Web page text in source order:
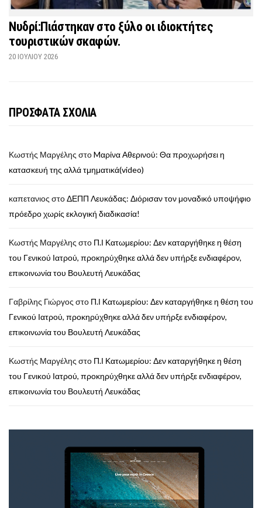
Νυδρί:Πιάστηκαν στο ξύλο οι ιδιοκτήτες
τουριστικών σκαφών.
20 ΙΟΥΛΊΟΥ 2026
ΠΡΟΣΦΑΤΑ ΣΧΟΛΙΑ
Κωστής Μαργέλης στοMαρίνα Αθερινού: Θα προχωρήσει η
κατασκευή της αλλά τμηματικά(video)
καπετανιος στοΔΕΠΠ Λευκάδας: Διόρισαν τον μοναδικό υποψήφιο
πρόεδρο χωρίς εκλογική διαδικασία!
Κωστής Μαργέλης στο Π.Ι Κατωμερίου: Δεν καταργήθηκε η θέση
του Γενικού Ιατρού, προκηρύχθηκε αλλά δεν υπήρξε ενδιαφέρον,
επικοινωνία του Βουλευτή Λευκάδας
Γαβρίλης Γιώργος στο Π.Ι Κατωμερίου: Δεν καταργήθηκε η θέση του
Γενικού Ιατρού, προκηρύχθηκε αλλά δεν υπήρξε ενδιαφέρον,
επικοινωνία του Βουλευτή Λευκάδας
Κωστής Μαργέλης στο Π.Ι Κατωμερίου: Δεν καταργήθηκε η θέση
του Γενικού Ιατρού, προκηρύχθηκε αλλά δεν υπήρξε ενδιαφέρον,
επικοινωνία του Βουλευτή Λευκάδας